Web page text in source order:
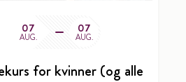
07
AUG.
07
AUG.
for kvinner (og alle